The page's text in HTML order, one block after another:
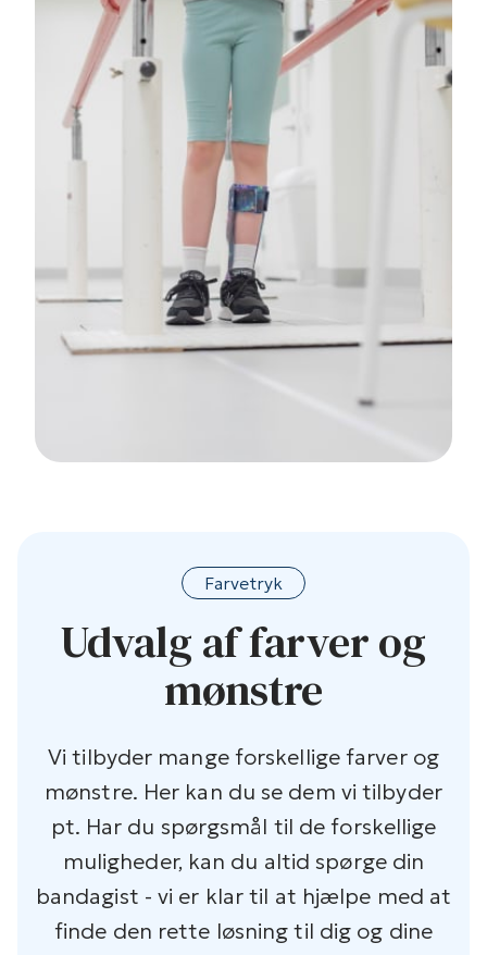
Farvetryk
Udvalg af farver og
mønstre
Vi tilbyder mange forskellige farver og
mønstre. Her kan du se dem vi tilbyder
pt. Har du spørgsmål til de forskellige
muligheder, kan du altid spørge din
bandagist - vi er klar til at hjælpe med at
finde den rette løsning til dig og dine